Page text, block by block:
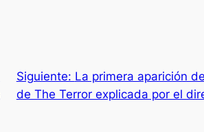
Siguiente: La primera aparición
de The Terror explicada por el